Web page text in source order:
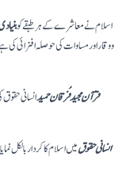
اسلام نے معاشرے کے ہر طبقے کو
و وقار اور مساوات کی حوصلہ افزائی کی
قرآن مجید فُرقان حمیدانسانی
انسانی حقوقمیں اسلام کا کردار